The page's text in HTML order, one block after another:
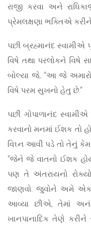
રાજી કરવા અને
પ્રેમલક્ષણા ભક્તિએ
પછી બ્રહ્માનંદ
વિષે તથા પરલોકને વિષે
બોલ્યા જે, “આ જે
વિષે પરમ સુખનો હેતુ છે.”
પછી ગોપાળાનંદ
કરવાનો મનમાં ઈશક તો
વિઘ્ન આવી પડે તો તેનું કેમ
“જેને જે વાતનો ઈશક
પણ તે અંતરાયનો
જાણવો. જુવોને અમે
આવ્યા છીએ, તેમાં
ખાનપાનાદિક તેણે